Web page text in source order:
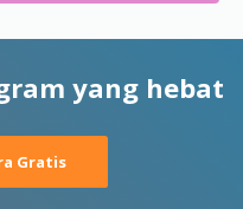
yang hebat
Gratis